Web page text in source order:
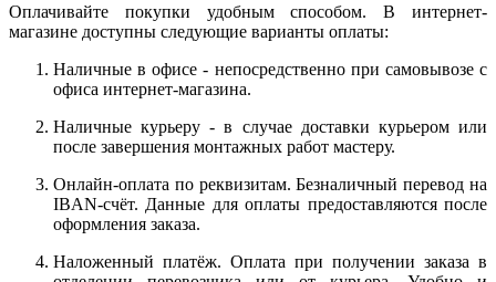
Оплачивайте покупки удобным способом. В интернет-
магазине доступны следующие варианты оплаты:
Наличные в офисе - непосредственно при самовывозе с
офиса интернет-магазина.
Наличные курьеру - в случае доставки курьером или
после завершения монтажных работ мастеру.
Онлайн-оплата по реквизитам. Безналичный перевод на
IBAN-счёт. Данные для оплаты предоставляются после
оформления заказа.
Наложенный платёж. Оплата при получении заказа в